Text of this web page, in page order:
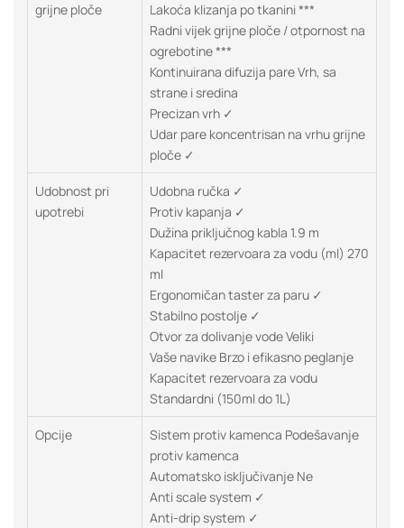
grijne ploče
Lakoća klizanja po tkanini ***
Radni vijek grijne ploče / otpornost na
ogrebotine ***
Kontinuirana difuzija pare Vrh, sa
strane i sredina
Precizan vrh ✓
Udar pare koncentrisan na vrhu grijne
ploče ✓
Udobnost pri
upotrebi
Udobna ručka ✓
Protiv kapanja ✓
Dužina priključnog kabla 1.9 m
Kapacitet rezervoara za vodu (ml) 270
ml
Ergonomičan taster za paru ✓
Stabilno postolje ✓
Otvor za dolivanje vode Veliki
Vaše navike Brzo i efikasno peglanje
Kapacitet rezervoara za vodu
Standardni (150ml do 1L)
Opcije
Sistem protiv kamenca Podešavanje
protiv kamenca
Automatsko isključivanje Ne
Anti scale system ✓
Anti-drip system ✓